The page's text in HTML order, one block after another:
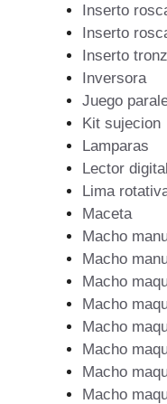
Inserto
Inserto
Inserto
Inversora
Juego
Kit sujecion
Lamparas
Lector digital
Lima
Maceta
Macho
Macho
Macho
Macho
Macho
Macho
Macho
Macho